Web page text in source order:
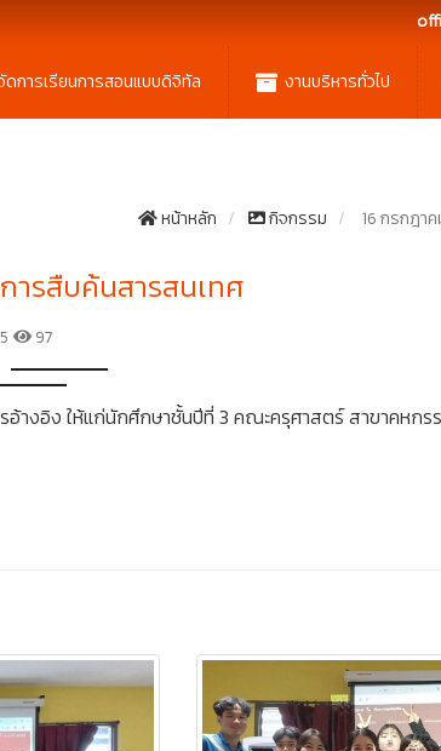
การเรียนการสอนแบบดิจิทัล งานบริหารทั่วไป
หน้าหลัก กิจกรรม 16 กรกฎา
ารสืบค้นสารสนเทศ
97
อ้างอิง ให้แก่นักศึกษาชั้นปีที่ 3 คณะครุศาสตร์ สาขาคหก